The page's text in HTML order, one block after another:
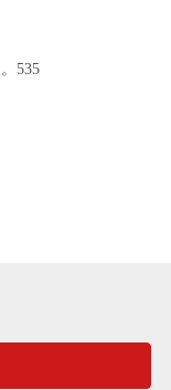
535